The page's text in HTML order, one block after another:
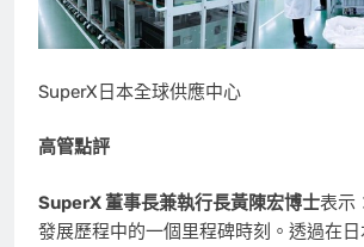
SuperX日本全球供應中心
高管點評
SuperX 董事長兼執行長黃陳宏博士表示
發展歷程中的一個里程碑時刻。透過在